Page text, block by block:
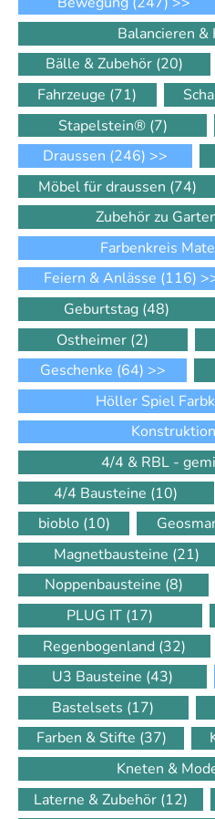
Balancieren &
Bälle & Zubehör (20)
Fahrzeuge (71)
Stapelstein® (7)
Draussen (246) >>
Möbel für draussen (74)
Zubehör zu
Farbenkreis
Feiern & Anlässe (116)
Geburtstag (48)
Ostheimer (2)
Geschenke (64) >>
Höller Spiel
Konstruktion
4/4 & RBL -
4/4 Bausteine (10)
bioblo (10)
Magnetbausteine (21)
Noppenbausteine (8)
PLUG IT (17)
Regenbogenland (32)
U3 Bausteine (43)
Bastelsets (17)
Farben & Stifte (37)
Kneten &
Laterne & Zubehör (12)